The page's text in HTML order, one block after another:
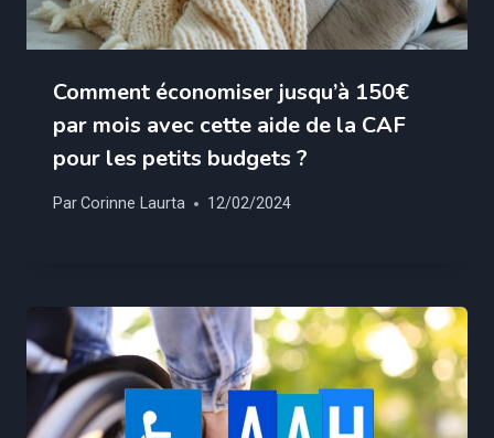
Comment économiser jusqu’à 150€
par mois avec cette aide de la CAF
pour les petits budgets ?
ParCorinne Laurta 12/02/2024